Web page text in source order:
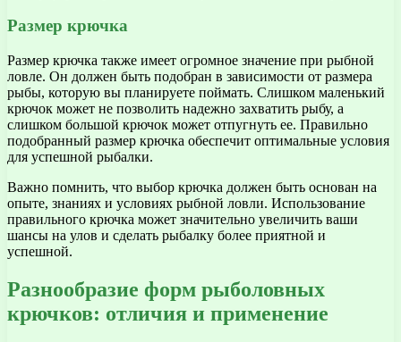
Размер крючка
Размер крючка также имеет огромное значение при рыбной
ловле. Он должен быть подобран в зависимости от размера
рыбы, которую вы планируете поймать. Слишком маленький
крючок может не позволить надежно захватить рыбу, а
слишком большой крючок может отпугнуть ее. Правильно
подобранный размер крючка обеспечит оптимальные условия
для успешной рыбалки.
Важно помнить, что выбор крючка должен быть основан на
опыте, знаниях и условиях рыбной ловли. Использование
правильного крючка может значительно увеличить ваши
шансы на улов и сделать рыбалку более приятной и
успешной.
Разнообразие форм рыболовных
крючков: отличия и применение